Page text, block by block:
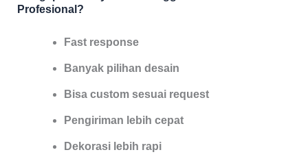
Profesional?
Fast response
Banyak pilihan desain
Bisa custom sesuai request
Pengiriman lebih cepat
Dekorasi lebih rapi